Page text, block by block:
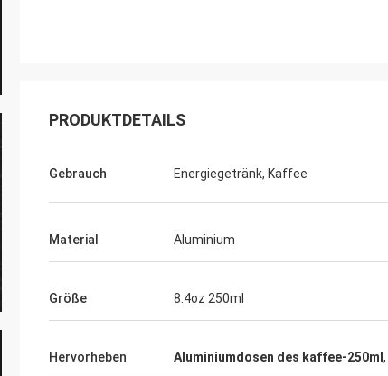
und
PRODUKTDETAILS
Gebrauch Energiegetränk, Kaffee
Material Aluminium
Größe 8.4oz 250ml
Hervorheben Aluminiumdosen des kaffee-250ml ,